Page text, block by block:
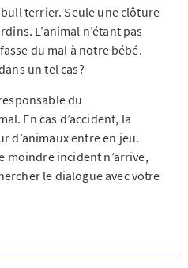
terrier. Seule une clôture
L’animal n’étant pas
du mal à notre bébé.
un tel cas?
du
En cas d’accident, la
d’animaux entre en jeu.
moindre incident n’arrive,
le dialogue avec votre